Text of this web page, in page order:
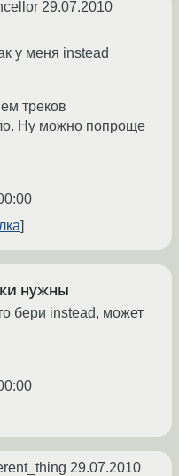
29.07.2010
у меня instead
треков
Ну можно попроще
нужны
бери instead, может
29.07.2010